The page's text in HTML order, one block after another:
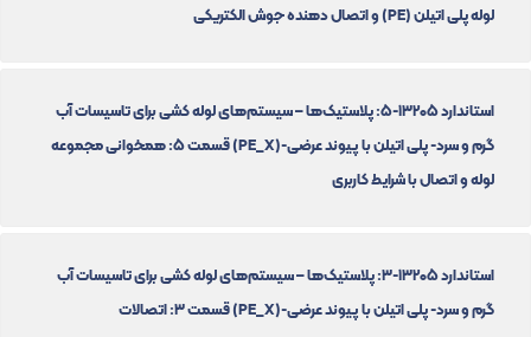
لوله پلی اتیلن (PE) و اتصال دهنده جوش الکتریکی
استاندارد 13205-5: پلاستیک‌ها – سیستم‌های لوله کشی برای تاسیسات آب
گرم و سرد- پلی اتیلن با پیوند عرضی-(PE_X) قسمت 5: همخوانی مجموعه
لوله و اتصال با شرایط کاربری
استاندارد 13205-3: پلاستیک‌ها – سیستم‌های لوله کشی برای تاسیسات آب
گرم و سرد- پلی اتیلن با پیوند عرضی-(PE_X) قسمت 3: اتصالات